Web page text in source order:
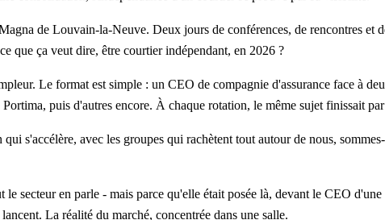
de Louvain-la-Neuve. Deux jours de conférences, de rencontres et
que ça veut dire, être courtier indépendant, en 2026 ?
Le format est simple : un CEO de compagnie d'assurance face à
puis d'autres encore. À chaque rotation, le même sujet finissait
s'accélère, avec les groupes qui rachètent tout autour de nous,
secteur en parle - mais parce qu'elle était posée là, devant le CEO
La réalité du marché, concentrée dans une salle.